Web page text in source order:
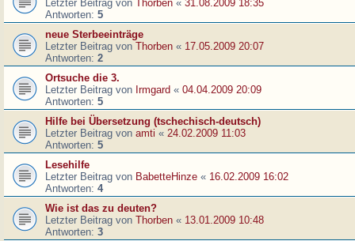
Letzter Beitrag von Thorben « 31.08.2009 18:35
Antworten: 5
neue Sterbeeinträge
Letzter Beitrag von Thorben « 17.05.2009 20:07
Antworten: 2
Ortsuche die 3.
Letzter Beitrag von Irmgard « 04.04.2009 20:09
Antworten: 5
Hilfe bei Übersetzung (tschechisch-deutsch)
Letzter Beitrag von amti « 24.02.2009 11:03
Antworten: 5
Lesehilfe
Letzter Beitrag von BabetteHinze « 16.02.2009 16:02
Antworten: 4
Wie ist das zu deuten?
Letzter Beitrag von Thorben « 13.01.2009 10:48
Antworten: 3